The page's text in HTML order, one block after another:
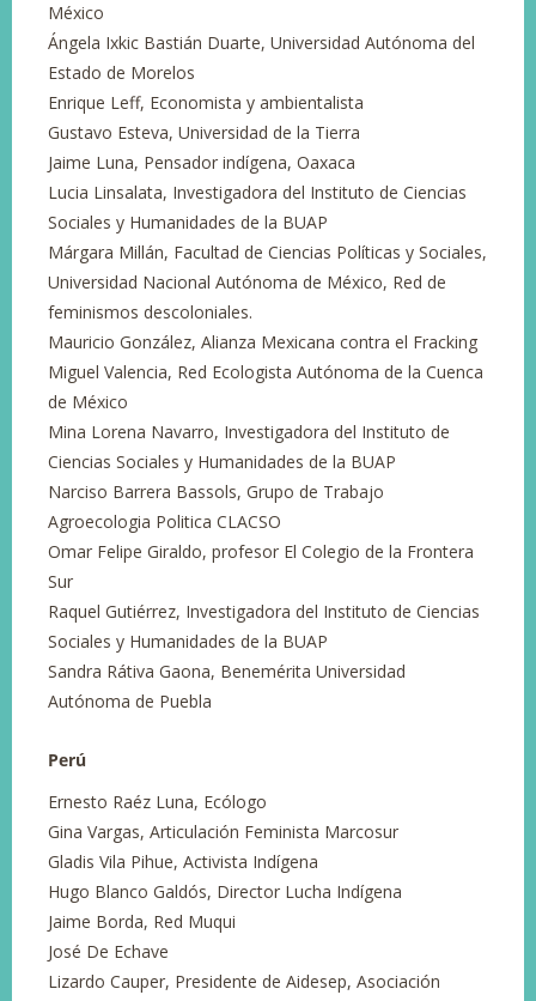
México
Ángela Ixkic Bastián Duarte, Universidad Autónoma del
Estado de Morelos
Enrique Leff, Economista y ambientalista
Gustavo Esteva, Universidad de la Tierra
Jaime Luna, Pensador indígena, Oaxaca
Lucia Linsalata, Investigadora del Instituto de Ciencias
Sociales y Humanidades de la BUAP
Márgara Millán, Facultad de Ciencias Políticas y Sociales,
Universidad Nacional Autónoma de México, Red de
feminismos descoloniales.
Mauricio González, Alianza Mexicana contra el Fracking
Miguel Valencia, Red Ecologista Autónoma de la Cuenca
de México
Mina Lorena Navarro, Investigadora del Instituto de
Ciencias Sociales y Humanidades de la BUAP
Narciso Barrera Bassols, Grupo de Trabajo
Agroecologia Politica CLACSO
Omar Felipe Giraldo, profesor El Colegio de la Frontera
Sur
Raquel Gutiérrez, Investigadora del Instituto de Ciencias
Sociales y Humanidades de la BUAP
Sandra Rátiva Gaona, Benemérita Universidad
Autónoma de Puebla
Perú
Ernesto Raéz Luna, Ecólogo
Gina Vargas, Articulación Feminista Marcosur
Gladis Vila Pihue, Activista Indígena
Hugo Blanco Galdós, Director Lucha Indígena
Jaime Borda, Red Muqui
José De Echave
Lizardo Cauper, Presidente de Aidesep, Asociación